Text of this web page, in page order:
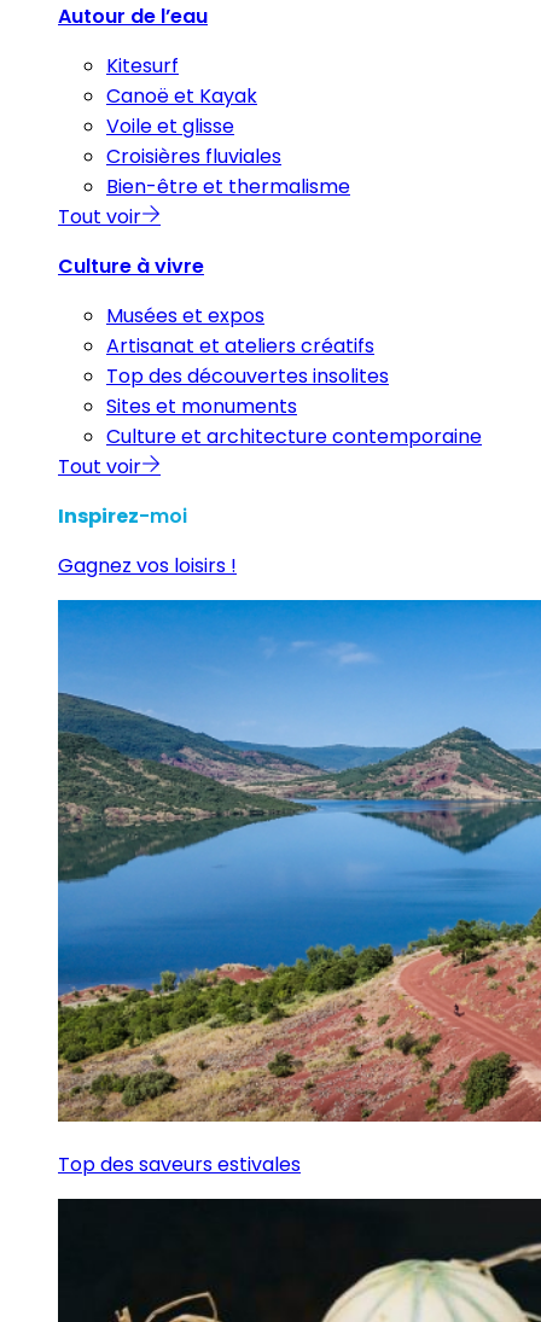
Autour de l’eau
Kitesurf
Canoë et Kayak
Voile et glisse
Croisières fluviales
Bien-être et thermalisme
Tout voir
Culture à vivre
Musées et expos
Artisanat et ateliers créatifs
Top des découvertes insolites
Sites et monuments
Culture et architecture contemporaine
Tout voir
Inspirez-moi
Gagnez vos loisirs !
Top des saveurs estivales